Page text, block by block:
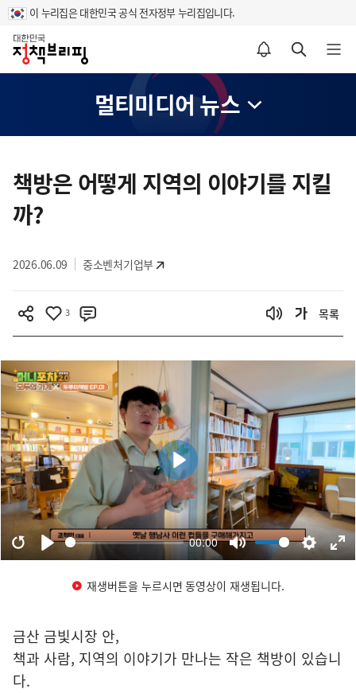
이 누리집은 대한민국 공식 전자정부 누리집입니다.
홈
알림설정 바로가기 검색 바로가기 메뉴 열기
멀티미디어 뉴스
텐
츠
영
책방은 어떻게 지역의 이야기를 지킬
까?
2026.06.09 중소벤처기업부
3 목록
재생버튼을 누르시면 동영상이 재생됩니다.
금산 금빛시장 안,
책과 사람, 지역의 이야기가 만나는 작은 책방이 있습니
다.